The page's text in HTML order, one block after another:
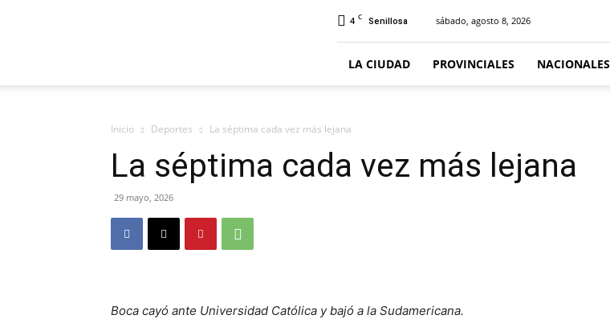
4 C Senillosa sábado, agosto 8, 2026
LA CIUDAD PROVINCIALES NACIONALES
Inicio Deportes La séptima cada vez más lejana
La séptima cada vez más lejana
29 mayo, 2026
Boca cayó ante Universidad Católica y bajó a la Sudamericana.